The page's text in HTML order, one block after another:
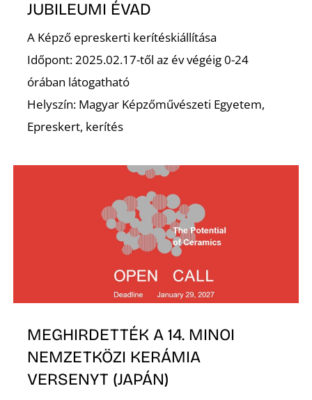
JUBILEUMI ÉVAD
A Képző epreskerti kerítéskiállítása
Időpont: 2025.02.17-től az év végéig 0-24
órában látogatható
Helyszín: Magyar Képzőművészeti Egyetem,
Epreskert, kerítés
MEGHIRDETTÉK A 14. MINOI
NEMZETKÖZI KERÁMIA
VERSENYT (JAPÁN)